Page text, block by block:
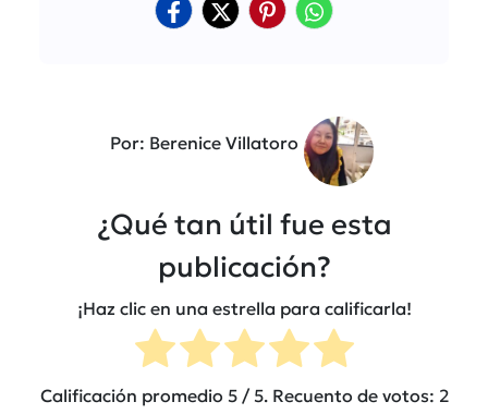
Por: Berenice Villatoro
¿Qué tan útil fue esta
publicación?
¡Haz clic en una estrella para calificarla!
Calificación promedio 5/ 5. Recuento de votos: 2